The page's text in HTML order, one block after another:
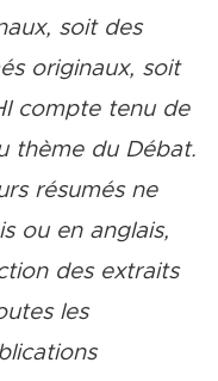
soit des
originaux, soit
compte tenu de
thème du Débat.
résumés ne
ou en anglais,
des extraits
les